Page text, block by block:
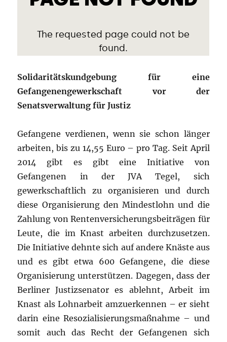
Solidaritätskundgebung für eine
Gefangenengewerkschaft vor der
Senatsverwaltung für Justiz
Gefangene verdienen, wenn sie schon länger
arbeiten, bis zu 14,55 Euro – pro Tag. Seit April
2014 gibt es gibt eine Initiative von
Gefangenen in der JVA Tegel, sich
gewerkschaftlich zu organisieren und durch
diese Organisierung den Mindestlohn und die
Zahlung von Rentenversicherungsbeiträgen für
Leute, die im Knast arbeiten durchzusetzen.
Die Initiative dehnte sich auf andere Knäste aus
und es gibt etwa 600 Gefangene, die diese
Organisierung unterstützen. Dagegen, dass der
Berliner Justizsenator es ablehnt, Arbeit im
Knast als Lohnarbeit amzuerkennen – er sieht
darin eine Resozialisierungsmaßnahme – und
somit auch das Recht der Gefangenen sich